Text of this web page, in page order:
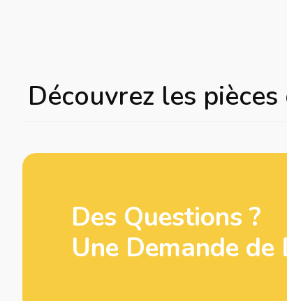
Découvrez les
Des Questions ?
Une Demande de